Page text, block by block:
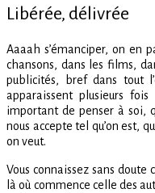
Libérée, délivrée
Aaaah s’émanciper, on en
chansons, dans les films,
publicités, bref dans tout
apparaissent plusieurs
important de penser à soi,
nous accepte tel qu’on est,
on veut.
Vous connaissez sans doute
là où commence celle des